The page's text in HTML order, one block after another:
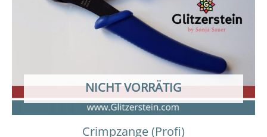
NICHT VORRÄTIG
Crimpzange (Profi)